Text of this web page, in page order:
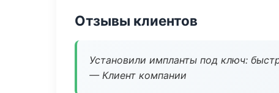
Отзывы клиентов
Установили импланты под ключ:
— Клиент компании